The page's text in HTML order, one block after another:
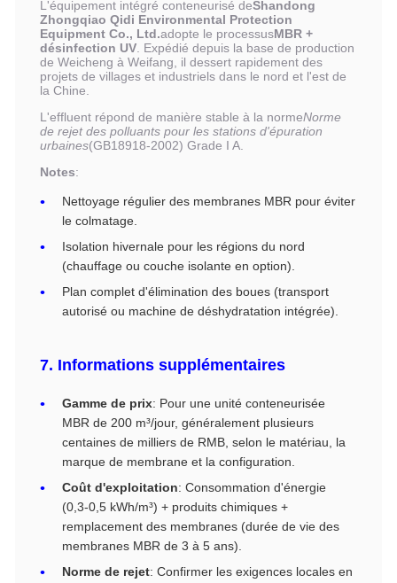
L'équipement intégré conteneurisé deShandong
Zhongqiao Qidi Environmental Protection
Equipment Co., Ltd.adopte le processusMBR +
désinfection UV . Expédié depuis la base de production
de Weicheng à Weifang, il dessert rapidement des
projets de villages et industriels dans le nord et l'est de
la Chine.
L'effluent répond de manière stable à la normeNorme
de rejet des polluants pour les stations d'épuration
urbaines(GB18918-2002) Grade I A.
Notes:
Nettoyage régulier des membranes MBR pour éviter
le colmatage.
Isolation hivernale pour les régions du nord
(chauffage ou couche isolante en option).
Plan complet d'élimination des boues (transport
autorisé ou machine de déshydratation intégrée).
7. Informations supplémentaires
Gamme de prix: Pour une unité conteneurisée
MBR de 200 m³/jour, généralement plusieurs
centaines de milliers de RMB, selon le matériau, la
marque de membrane et la configuration.
Coût d'exploitation: Consommation d'énergie
(0,3-0,5 kWh/m³) + produits chimiques +
remplacement des membranes (durée de vie des
membranes MBR de 3 à 5 ans).
Norme de rejet: Confirmer les exigences locales en